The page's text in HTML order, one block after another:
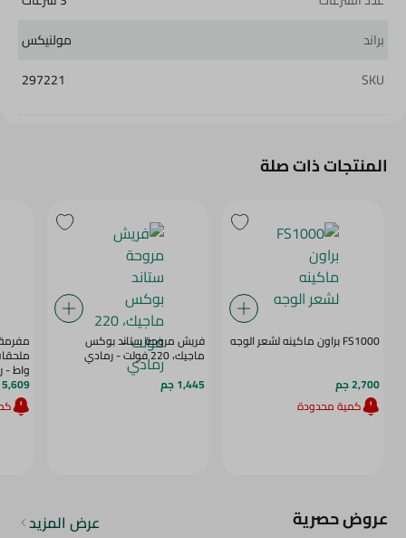
براند
مولنيكس
SKU
297221
المنتجات ذات صلة
FS1000 براون ماكينه لشعر الوجه
2,700 جم
كمية محدودة
فريش مروحة ستاند بوكس
ماجيك، 220 فولت - رمادي
1,445 جم
واط -
5,609 جم
عروض حصرية عرض المزيد